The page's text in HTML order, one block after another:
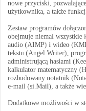
nowe przyciski,
użytkownika, a także
Zestaw programów
obejmuje niemal
audio (AIMP) i wideo
tekstu (Angel Writer),
administrującą hasłami
kalkulator matematyczny
rozbudowany notatnik
e-mail (si.Mail), a także
Dodatkowe możliwości w